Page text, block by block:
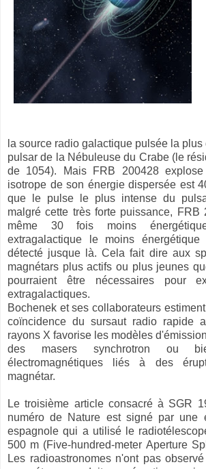
la source radio galactique pulsée la
pulsar de la Nébuleuse du Crabe (le
de 1054). Mais FRB 200428
isotrope de son énergie dispersée est
que le pulse le plus intense du
malgré cette très forte puissance, FRB
même 30 fois moins
extragalactique le moins
détecté jusque là. Cela fait dire aux
magnétars plus actifs ou plus jeunes
pourraient être nécessaires pour
extragalactiques.
Bochenek et ses collaborateurs
coïncidence du sursaut radio rapide
rayons X favorise les modèles
des masers synchrotron ou
électromagnétiques liés à des
magnétar.
Le troisième article consacré à SGR
numéro de Nature est signé par une
espagnole qui a utilisé le
500 m (Five-hundred-meter Aperture
Les radioastronomes n'ont pas